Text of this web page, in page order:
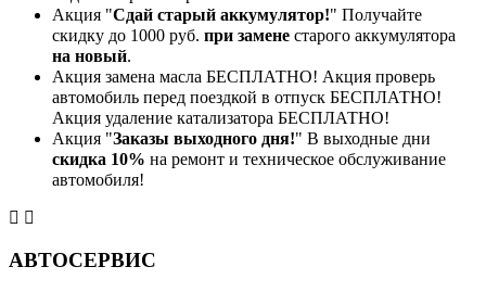
Акция "Сдай старый аккумулятор!" Получайте
скидку до 1000 руб. при замене старого аккумулятора
на новый.
Акция замена масла БЕСПЛАТНО! Акция проверь
автомобиль перед поездкой в отпуск БЕСПЛАТНО!
Акция удаление катализатора БЕСПЛАТНО!
Акция "Заказы выходного дня!" В выходные дни
скидка 10% на ремонт и техническое обслуживание
автомобиля!
АВТОСЕРВИС